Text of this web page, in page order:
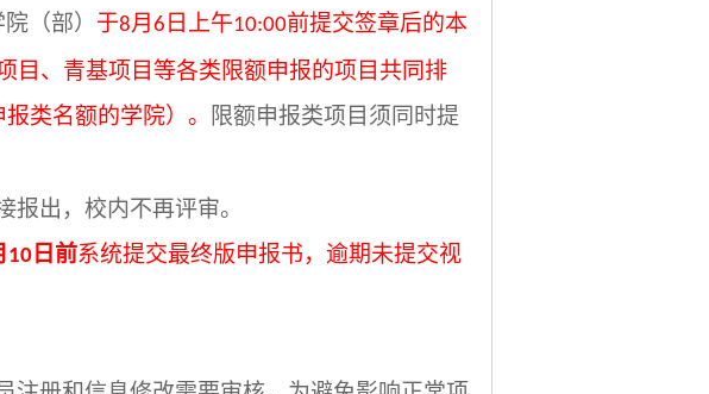
（部） 于8月 6 日上午10:00前提交签章后的本
目、青基项目等各类限额申报的项目共同排
类名额的学院）。
限额申报类项目须同时提
报出，校内不再评审。
10 日前系统提交最终版申报书， 逾期未提交视